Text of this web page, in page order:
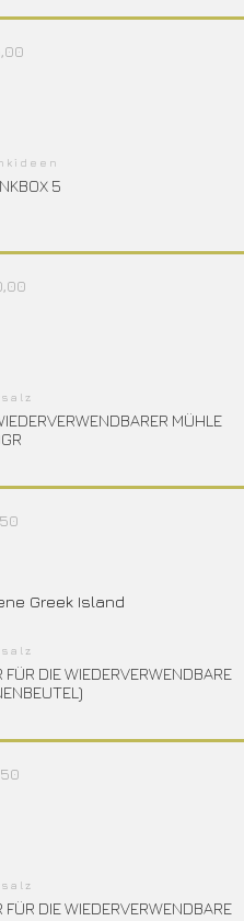
5
MÜHLE
DIE WIEDERVERWENDBARE
DIE WIEDERVERWENDBARE